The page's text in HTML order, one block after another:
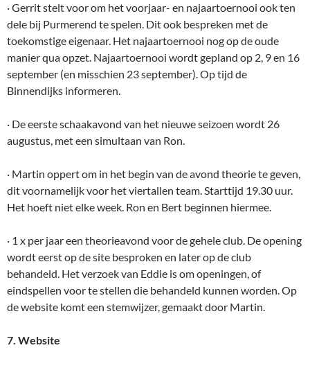
· Gerrit stelt voor om het voorjaar- en najaartoernooi ook ten
dele bij Purmerend te spelen. Dit ook bespreken met de
toekomstige eigenaar. Het najaartoernooi nog op de oude
manier qua opzet. Najaartoernooi wordt gepland op 2, 9 en 16
september (en misschien 23 september). Op tijd de
Binnendijks informeren.
· De eerste schaakavond van het nieuwe seizoen wordt 26
augustus, met een simultaan van Ron.
· Martin oppert om in het begin van de avond theorie te geven,
dit voornamelijk voor het viertallen team. Starttijd 19.30 uur.
Het hoeft niet elke week. Ron en Bert beginnen hiermee.
· 1 x per jaar een theorieavond voor de gehele club. De opening
wordt eerst op de site besproken en later op de club
behandeld. Het verzoek van Eddie is om openingen, of
eindspellen voor te stellen die behandeld kunnen worden. Op
de website komt een stemwijzer, gemaakt door Martin.
7. Website